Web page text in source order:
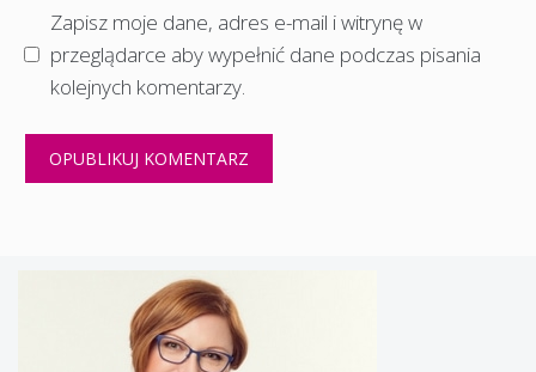
Zapisz moje dane, adres e-mail i witrynę w
przeglądarce aby wypełnić dane podczas pisania
kolejnych komentarzy.